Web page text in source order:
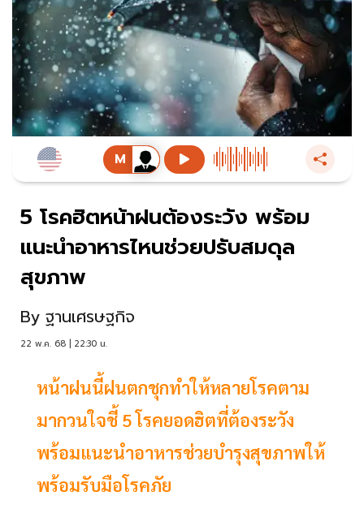
5 โรคฮิตหน้าฝนต้องระวัง พร้อม
แนะนำอาหารไหนช่วยปรับสมดุล
สุขภาพ
By ฐานเศรษฐกิจ
22 พ.ค. 68 | 22:30 น.
หน้าฝนนี้ฝนตกชุกทำให้หลายโรคตาม
มากวนใจชี้ 5 โรคยอดฮิตที่ต้องระวัง
พร้อมแนะนำอาหารช่วยบำรุงสุขภาพให้
พร้อมรับมือโรคภัย